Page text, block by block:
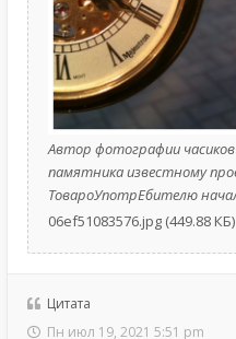
Автор фотографии
памятника известному
ТовароУпотрЕбителю
06ef51083576.jpg (449.88
Цитата
Пн июл 19, 2021 5:51 pm